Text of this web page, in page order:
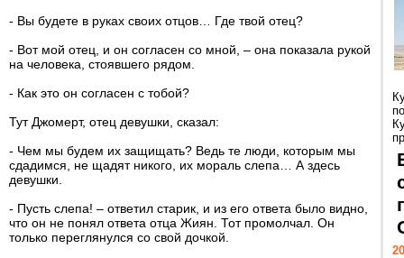
- Вы будете в руках своих отцов… Где твой отец?
- Вот мой отец, и он согласен со мной, – она показала рукой
на человека, стоявшего рядом.
- Как это он согласен с тобой?
Тут Джомерт, отец девушки, сказал:
- Чем мы будем их защищать? Ведь те люди, которым мы
сдадимся, не щадят никого, их мораль слепа… А здесь
девушки.
- Пусть слепа! – ответил старик, и из его ответа было видно,
что он не понял ответа отца Жиян. Тот промолчал. Он
только переглянулся со свой дочкой.